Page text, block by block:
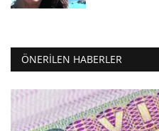
ÖNERILEN HABERLER